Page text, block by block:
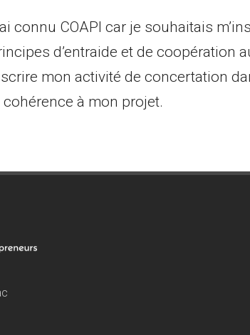
connu COAPI car je souhaitais
d’entraide et de coopération
mon activité de concertation
cohérence à mon projet.